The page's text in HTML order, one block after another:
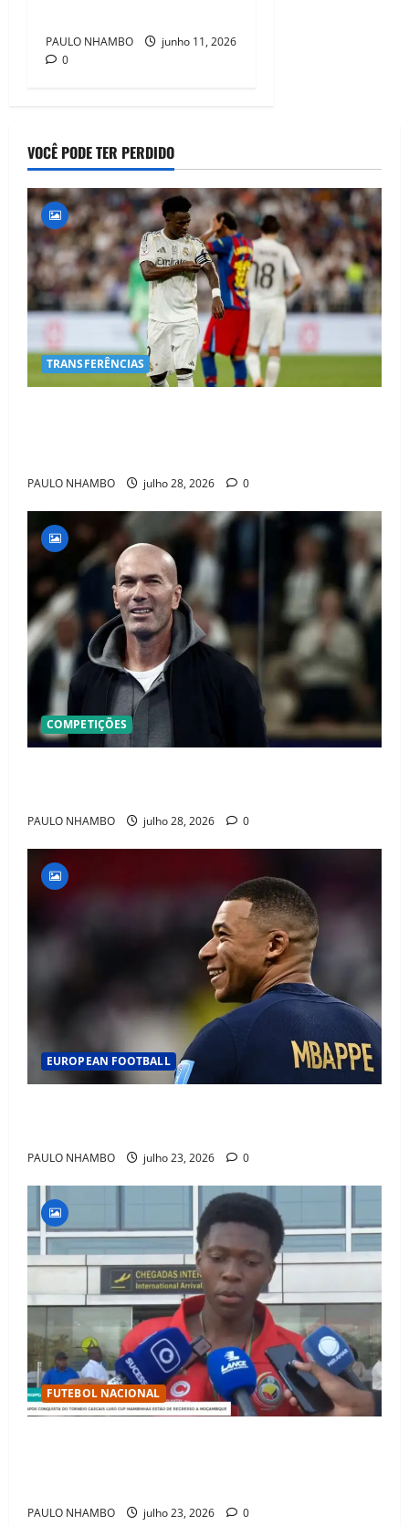
PAULO NHAMBO
junho 11, 2026
0
VOCÊ PODE TER PERDIDO
TRANSFERÊNCIAS
PAULO NHAMBO julho 28, 2026 0
COMPETIÇÕES
PAULO NHAMBO julho 28, 2026 0
EUROPEAN FOOTBALL
PAULO NHAMBO julho 23, 2026 0
FUTEBOL NACIONAL
PAULO NHAMBO julho 23, 2026 0